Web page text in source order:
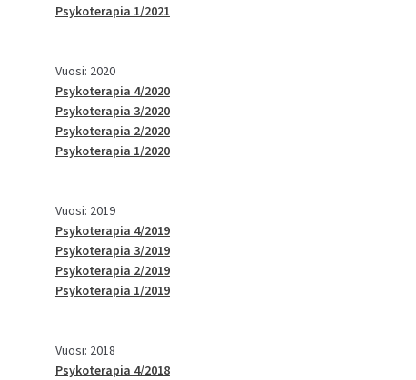
Psykoterapia 1/2021
Vuosi: 2020
Psykoterapia 4/2020
Psykoterapia 3/2020
Psykoterapia 2/2020
Psykoterapia 1/2020
Vuosi: 2019
Psykoterapia 4/2019
Psykoterapia 3/2019
Psykoterapia 2/2019
Psykoterapia 1/2019
Vuosi: 2018
Psykoterapia 4/2018